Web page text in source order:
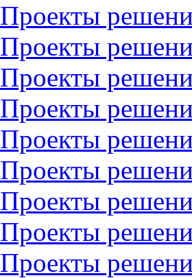
Проекты
Проекты
Проекты
Проекты
Проекты
Проекты
Проекты
Проекты
Проекты